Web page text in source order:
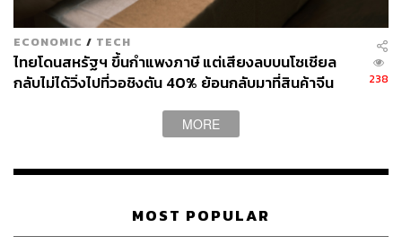
สกุลชัย เก่งอนันตานนท์
Content Creator สำนักข่าว THE
ABOUT THE AUTHOR
นรปิติ วัฒนผลิน
Content Creator ประจำ THE STANDARD
ECONOMIC / TECH
ไทยโดนสหรัฐฯ ขึ้นกำแพงภาษี แต่เสียงลบบนโซเชียล
กลับไม่ได้วิ่งไปที่วอชิงตัน 40% ย้อนกลับมาที่สินค้าจีน
238
MORE
MOST POPULAR